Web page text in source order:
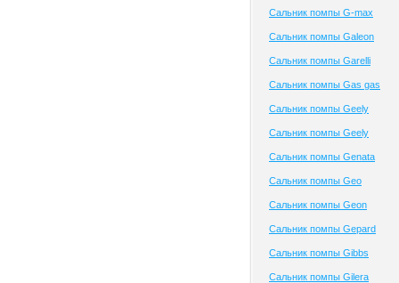
Сальник помпы G-max
Сальник помпы Galeon
Сальник помпы Garelli
Сальник помпы Gas gas
Сальник помпы Geely
Сальник помпы Geely
Сальник помпы Genata
Сальник помпы Geo
Сальник помпы Geon
Сальник помпы Gepard
Сальник помпы Gibbs
Сальник помпы Gilera